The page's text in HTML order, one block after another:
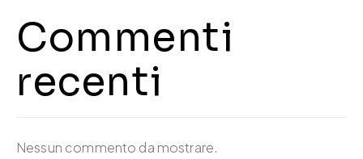
Commenti
recenti
Nessun commento da mostrare.